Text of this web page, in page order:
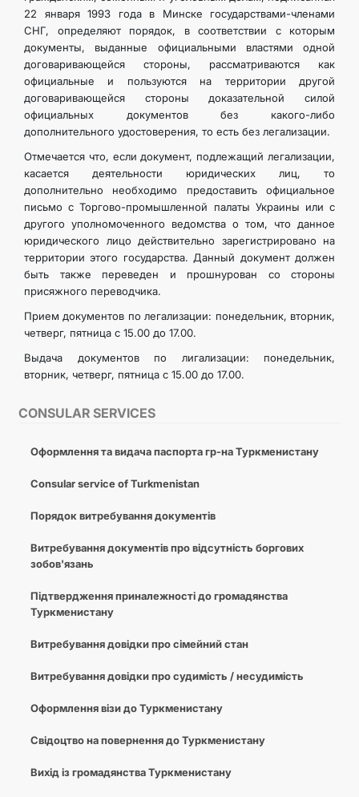
CONSULAR SERVICES
Оформлення та видача паспорта гр-на Туркменистану
Consular service of Turkmenistan
Порядок витребування документів
Витребування документів про відсутність боргових
зобов'язань
Підтвердження приналежності до громадянства
Туркменистану
Витребування довідки про сімейний стан
Витребування довідки про судимість / несудимість
Оформлення візи до Туркменистану
Свідоцтво на повернення до Туркменистану
Вихід із громадянства Туркменистану
22 января 1993 года в Минске государствами-членами
СНГ, определяют порядок, в соответствии с которым
документы, выданные официальными властями одной
договаривающейся стороны, рассматриваются как
официальные и пользуются на территории другой
договаривающейся стороны доказательной силой
официальных документов без какого-либо
дополнительного удостоверения, то есть без легализации.
Отмечается что, если документ, подлежащий легализации,
касается деятельности юридических лиц, то
дополнительно необходимо предоставить официальное
письмо с Торгово-промышленной палаты Украины или с
другого уполномоченного ведомства о том, что данное
юридического лицо действительно зарегистрировано на
территории этого государства. Данный документ должен
быть также переведен и прошнурован со стороны
присяжного переводчика.
Прием документов по легализации: понедельник, вторник,
четверг, пятница с 15.00 до 17.00.
Выдача документов по лигализации: понедельник,
вторник, четверг, пятница с 15.00 до 17.00.